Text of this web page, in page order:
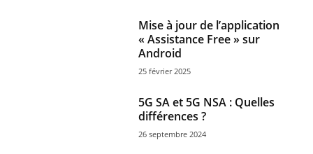
Mise à jour de l’application
« Assistance Free » sur
Android
25 février 2025
5G SA et 5G NSA : Quelles
différences ?
26 septembre 2024